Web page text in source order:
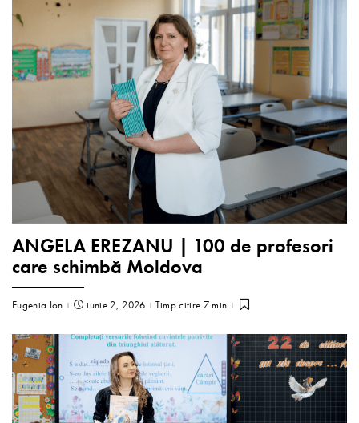
ANGELA EREZANU | 100 de profesori
care schimbă Moldova
Eugenia Ion iunie 2, 2026 Timp citire 7 min